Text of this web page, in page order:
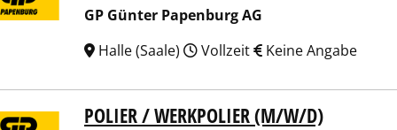
GP Günter Papenburg AG
Halle (Saale)
Vollzeit Keine Angabe
Papenburg AG
POLIER / WERKPOLIER (M/W/D)